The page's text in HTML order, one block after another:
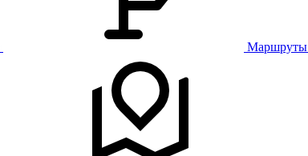
Маршруты